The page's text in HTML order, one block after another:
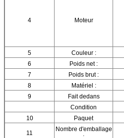
4 Moteur
5 Couleur :
6
Poids net :
7
Poids brut :
8
Matériel :
9
Fait dedans
Condition
10
Paquet
11
Nombre d'emballage